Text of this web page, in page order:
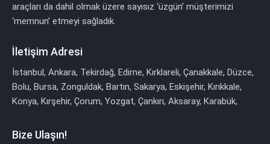
araçları da dahil olmak üzere sayısız ‘üzgün’ müşterimizi
‘memnun’ etmeyi sağladık.
İletişim Adresi
İstanbul, Ankara, Tekirdağ, Edirne, Kırklareli, Çanakkale, Düzce,
Bolu, Bursa, Zonguldak, Bartın, Sakarya, Eskişehir, Kırıkkale,
Konya, Kırşehir, Çorum, Yozgat, Çankırı, Aksaray, Karabük,
Bize Ulaşın!